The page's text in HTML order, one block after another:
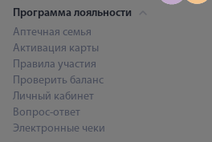
Программа лояльности
Аптечная семья
Активация карты
Правила участия
Проверить баланс
Личный кабинет
Вопрос-ответ
Электронные чеки